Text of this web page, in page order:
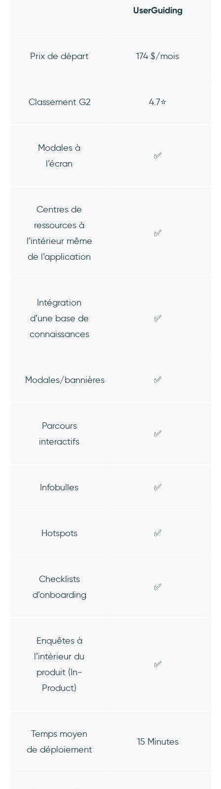
UserGuiding
Prix de départ 174 $/mois
Classement G2 4.7⭐
Modales à
l’écran
✅
Centres de
ressources à
l’intérieur même
de l’application
✅
Intégration
d’une base de
connaissances
✅
Modales/bannières ✅
Parcours
interactifs
✅
Infobulles ✅
Hotspots ✅
Checklists
d’onboarding
✅
Enquêtes à
l’intérieur du
produit (In-
Product)
✅
Temps moyen
de déploiement
15 Minutes